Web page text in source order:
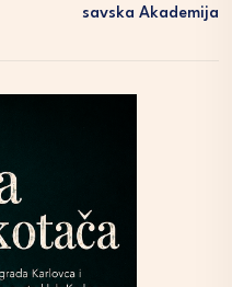
Savska Akademija